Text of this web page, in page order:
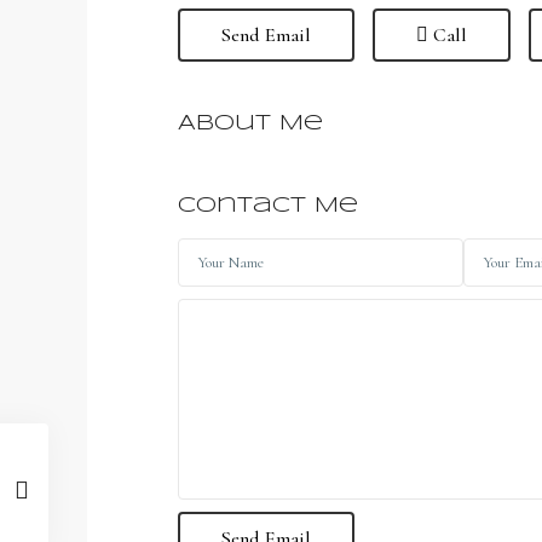
Send Email Call
About Me
Contact Me